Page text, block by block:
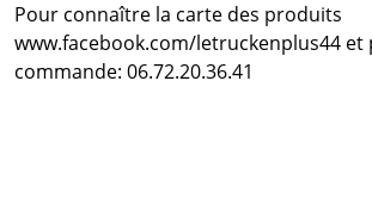
Pour connaître la carte des produits
www.facebook.com/letruckenplus44 et
commande: 06.72.20.36.41